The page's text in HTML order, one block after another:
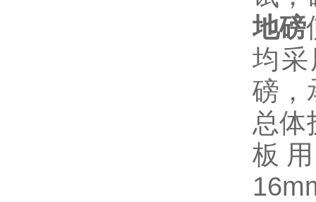
地磅
均
磅，
总体
板